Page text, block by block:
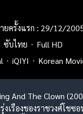
ยครั้งแรก : 29/12/
ซับไทย
Full HD
iQIYI Korean
And The Clown
เรืองของราชวงศ์โชซ